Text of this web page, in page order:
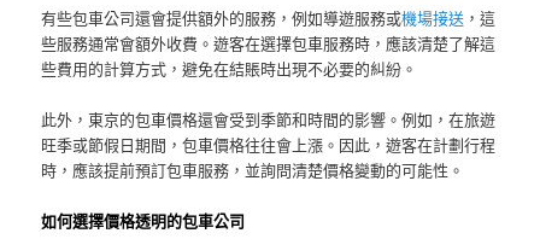
有些包車公司還會提供額外的服務，例如導遊服務或機場接送 ，這
些服務通常會額外收費。遊客在選擇包車服務時，應該清楚了解這
些費用的計算方式，避免在結賬時出現不必要的糾紛。
此外，東京的包車價格還會受到季節和時間的影響。例如，在旅遊
旺季或節假日期間，包車價格往往會上漲。因此，遊客在計劃行程
時，應該提前預訂包車服務，並詢問清楚價格變動的可能性。
如何選擇價格透明的包車公司